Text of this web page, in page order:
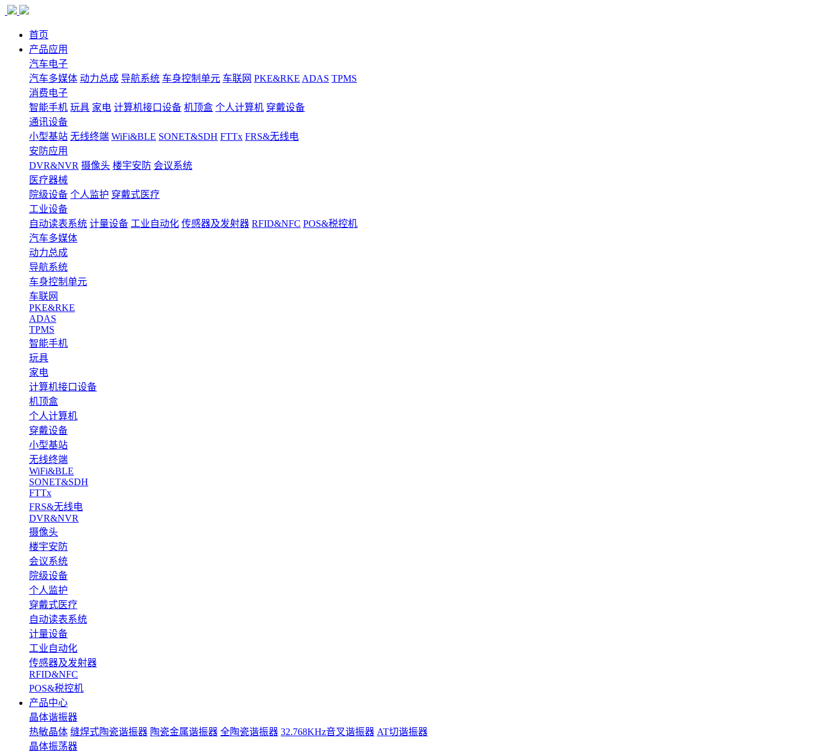
首页
产品应用
汽车电子
汽车多媒体 动力总成 导航系统 车身控制单元 车联网 PKE&RKE ADAS TPMS
消费电子
智能手机 玩具 家电 计算机接口设备 机顶盒 个人计算机 穿戴设备
通讯设备
小型基站 无线终端 WiFi&BLE SONET&SDH FTTx FRS&无线电
安防应用
DVR&NVR 摄像头 楼宇安防 会议系统
医疗器械
院级设备 个人监护 穿戴式医疗
工业设备
自动读表系统 计量设备 工业自动化 传感器及发射器 RFID&NFC POS&税控机
汽车多媒体
动力总成
导航系统
车身控制单元
车联网
PKE&RKE
ADAS
TPMS
智能手机
玩具
家电
计算机接口设备
机顶盒
个人计算机
穿戴设备
小型基站
无线终端
WiFi&BLE
SONET&SDH
FTTx
FRS&无线电
DVR&NVR
摄像头
楼宇安防
会议系统
院级设备
个人监护
穿戴式医疗
自动读表系统
计量设备
工业自动化
传感器及发射器
RFID&NFC
POS&税控机
产品中心
晶体谐振器
热敏晶体 缝焊式陶瓷谐振器 陶瓷金属谐振器 全陶瓷谐振器 32.768KHz音叉谐振器 AT切谐振器
晶体振荡器